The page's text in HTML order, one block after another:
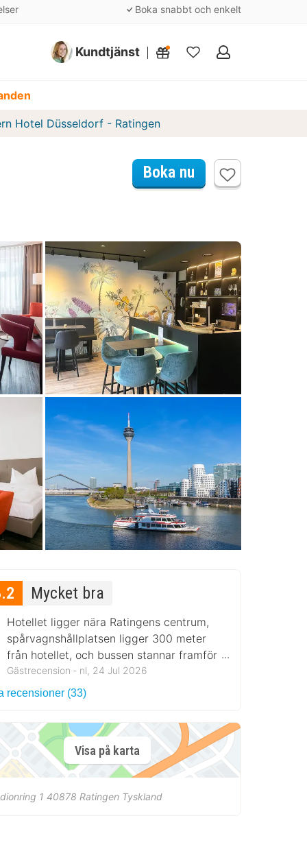
Boka snabbt och enkelt
Kundtjänst
Mina
Hotel Düsseldorf - Ratingen
Boka nu
Mycket bra
Hotellet ligger nära Ratingens centrum,
spårvagnshållplatsen ligger 300 meter
från hotellet, och bussen stannar framför
hotellet.
Gästrecension ‐ nl, 24 Jul 2026
recensioner (33)
Visa på karta
1 40878 Ratingen Tyskland